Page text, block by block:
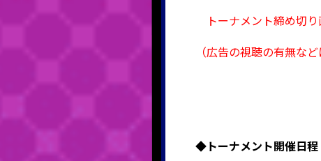
トーナメント締め切り
（広告の視聴の有無な
◆トーナメント開催日程